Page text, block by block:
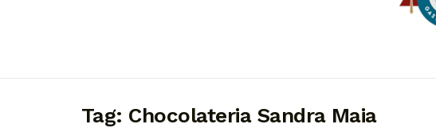
Tag: Chocolateria Sandra Maia